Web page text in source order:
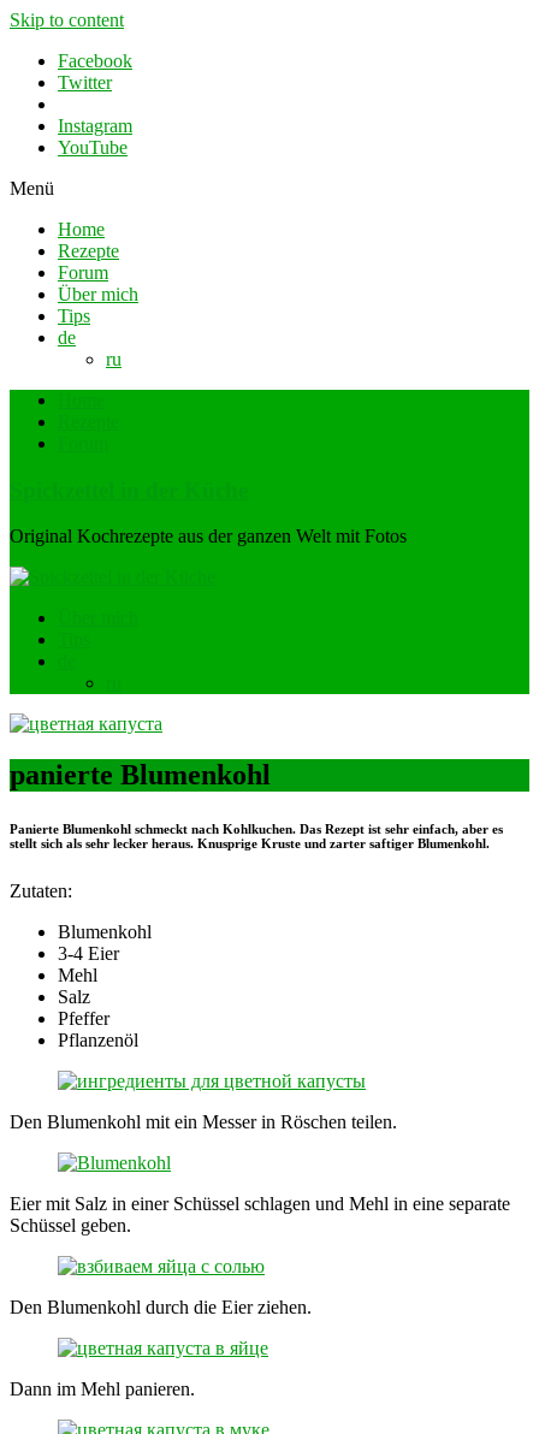
Skip to content
Facebook
Twitter
Instagram
YouTube
Menü
Home
Rezepte
Forum
Über mich
Tips
de
ru
Original Kochrezepte aus der ganzen Welt mit Fotos
panierte Blumenkohl
Panierte Blumenkohl schmeckt nach Kohlkuchen. Das Rezept ist sehr einfach, aber es
stellt sich als sehr lecker heraus. Knusprige Kruste und zarter saftiger Blumenkohl.
Zutaten:
Blumenkohl
3-4 Eier
Mehl
Salz
Pfeffer
Pflanzenöl
Den Blumenkohl mit ein Messer in Röschen teilen.
Eier mit Salz in einer Schüssel schlagen und Mehl in eine separate
Schüssel geben.
Den Blumenkohl durch die Eier ziehen.
Dann im Mehl panieren.